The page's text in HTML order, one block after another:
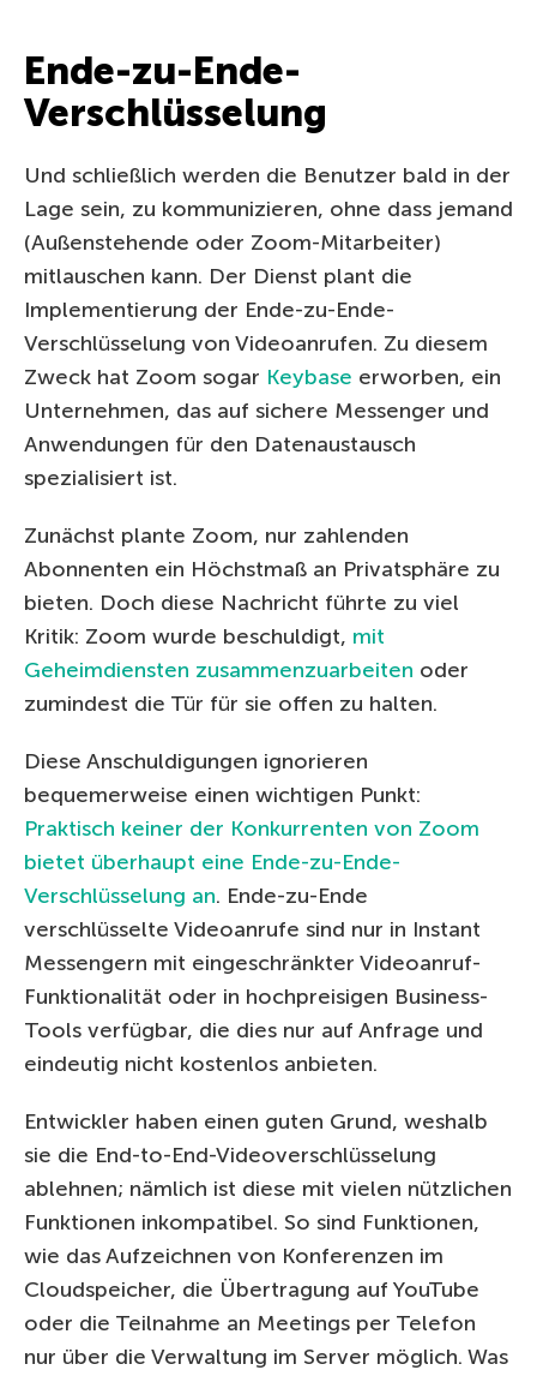
Ende-zu-Ende-
Verschlüsselung
Und schließlich werden die Benutzer bald in der
Lage sein, zu kommunizieren, ohne dass jemand
(Außenstehende oder Zoom-Mitarbeiter)
mitlauschen kann. Der Dienst plant die
Implementierung der Ende-zu-Ende-
Verschlüsselung von Videoanrufen. Zu diesem
Zweck hat Zoom sogar Keybase erworben, ein
Unternehmen, das auf sichere Messenger und
Anwendungen für den Datenaustausch
spezialisiert ist.
Zunächst plante Zoom, nur zahlenden
Abonnenten ein Höchstmaß an Privatsphäre zu
bieten. Doch diese Nachricht führte zu viel
Kritik: Zoom wurde beschuldigt, mit
Geheimdiensten zusammenzuarbeiten oder
zumindest die Tür für sie offen zu halten.
Diese Anschuldigungen ignorieren
bequemerweise einen wichtigen Punkt:
Praktisch keiner der Konkurrenten von Zoom
bietet überhaupt eine Ende-zu-Ende-
Verschlüsselung an. Ende-zu-Ende
verschlüsselte Videoanrufe sind nur in Instant
Messengern mit eingeschränkter Videoanruf-
Funktionalität oder in hochpreisigen Business-
Tools verfügbar, die dies nur auf Anfrage und
eindeutig nicht kostenlos anbieten.
Entwickler haben einen guten Grund, weshalb
sie die End-to-End-Videoverschlüsselung
ablehnen; nämlich ist diese mit vielen nützlichen
Funktionen inkompatibel. So sind Funktionen,
wie das Aufzeichnen von Konferenzen im
Cloudspeicher, die Übertragung auf YouTube
oder die Teilnahme an Meetings per Telefon
nur über die Verwaltung im Server möglich. Was